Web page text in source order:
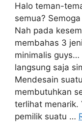
Halo teman-
semua?
Nah pada
membahas 3
minimalis
langsung saja
Mendesain
membutuhkan
terlihat menarik.
pemilik suatu …